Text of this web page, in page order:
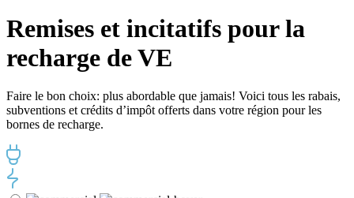
Remises et incitatifs pour la
recharge de VE
Faire le bon choix: plus abordable que jamais! Voici tous les rabais,
subventions et crédits d’impôt offerts dans votre région pour les
bornes de recharge.